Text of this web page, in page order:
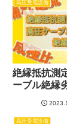
高圧受電設備
絶縁抵抗測
ーブル絶縁
高圧受電設備